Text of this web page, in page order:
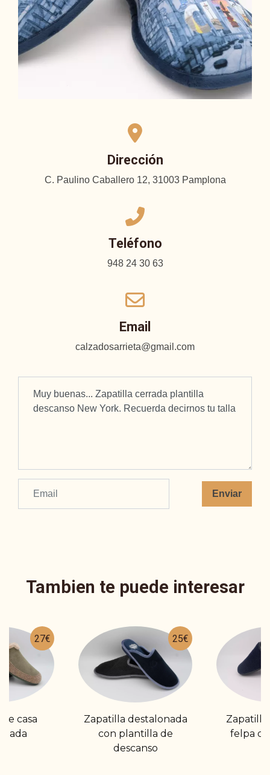
Dirección
C. Paulino Caballero 12, 31003 Pamplona
Teléfono
948 24 30 63
Email
calzadosarrieta@gmail.com
Enviar
Tambien te puede interesar
27€
casa
25€
Zapatilla destalonada
con plantilla de
descanso
Zapatilla
felpa